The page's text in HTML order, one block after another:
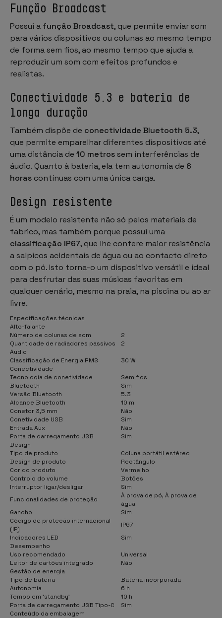
Função Broadcast
Possui a função Broadcast, que permite enviar som
para vários dispositivos ou colunas ao mesmo tempo
de forma sem fios, ao mesmo tempo que ajuda a
reproduzir um som com efeitos profundos e
realistas.
Conectividade 5.3 e bateria de
longa duração
Também dispõe de conectividade Bluetooth 5.3,
que permite emparelhar diferentes dispositivos até
uma distância de 10 metrossem interferências de
áudio. Quanto à bateria, ela tem autonomia de 6
horas contínuas com uma única carga.
Design resistente
É um modelo resistente não só pelos materiais de
fabrico, mas também porque possui uma
classificação IP67, que lhe confere maior resistência
a salpicos acidentais de água ou ao contacto direto
com o pó. Isto torna-o um dispositivo versátil e ideal
para desfrutar das suas músicas favoritas em
qualquer cenário, mesmo na praia, na piscina ou ao ar
livre.
Especificações técnicas
Alto-falante
Número de colunas de som
2
Quantidade de radiadores passivos
2
Áudio
Classificação de Energia RMS
30 W
Conectividade
Tecnologia de conetividade
Sem fios
Bluetooth
Sim
Versão Bluetooth
5.3
Alcance Bluetooth
10 m
Conetor 3,5 mm
Não
Conetividade USB
Sim
Entrada Aux
Não
Porta de carregamento USB
Sim
Design
Tipo de produto
Coluna portátil estéreo
Design de produto
Rectângulo
Cor do produto
Vermelho
Controlo do volume
Botões
Interruptor ligar/desligar
Sim
Funcionalidades de proteção
À prova de pó, À prova de
água
Gancho
Sim
Código de protecão internacional
(IP)
IP67
Indicadores LED
Sim
Desempenho
Uso recomendado
Universal
Leitor de cartões integrado
Não
Gestão de energia
Tipo de bateria
Bateria incorporada
Autonomia
6 h
Tempo em 'standby'
10 h
Porta de carregamento USB Tipo-C
Sim
Conteúdo da embalagem